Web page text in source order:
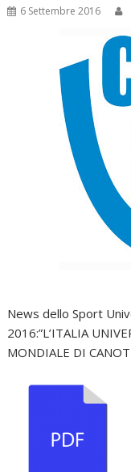
6 Settembre 2016
News dello Sport
2016:”L’ITALIA
MONDIALE DI